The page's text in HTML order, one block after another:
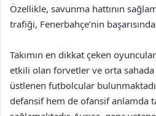
Özellikle, savunma hattının
trafiği, Fenerbahçe’nin
Takımın en dikkat çeken
etkili olan forvetler ve orta
üstlenen futbolcular
defansif hem de ofansif anlamda